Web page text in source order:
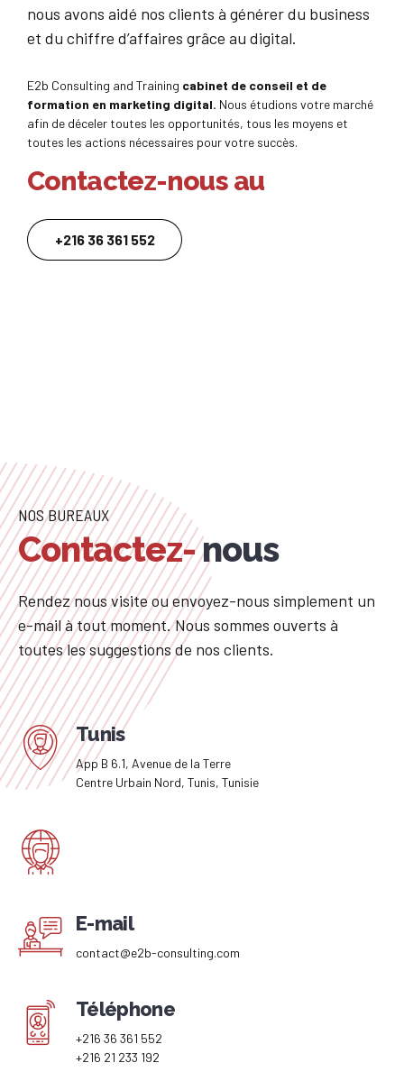
nous avons aidé nos clients à générer du business
et du chiffre d’affaires grâce au digital.
E2b Consulting and Training cabinet de conseil et de
formation en marketing digital. Nous étudions votre marché
afin de déceler toutes les opportunités, tous les moyens et
toutes les actions nécessaires pour votre succès.
Contactez-nous au
+216 36 361 552
NOS BUREAUX
Contactez-nous
Rendez nous visite ou envoyez-nous simplement un
e-mail à tout moment. Nous sommes ouverts à
toutes les suggestions de nos clients.
Tunis
App B 6.1, Avenue de la Terre
Centre Urbain Nord, Tunis, Tunisie
E-mail
contact@e2b-consulting.com
Téléphone
+216 36 361 552
+216 21 233 192